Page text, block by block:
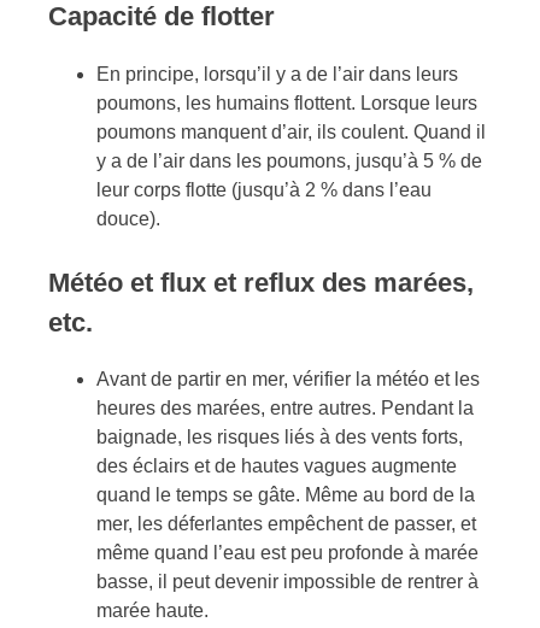
Capacité de flotter
En principe, lorsqu’il y a de l’air dans leurs
poumons, les humains flottent. Lorsque leurs
poumons manquent d’air, ils coulent. Quand il
y a de l’air dans les poumons, jusqu’à 5 % de
leur corps flotte (jusqu’à 2 % dans l’eau
douce).
Météo et flux et reflux des marées,
etc.
Avant de partir en mer, vérifier la météo et les
heures des marées, entre autres. Pendant la
baignade, les risques liés à des vents forts,
des éclairs et de hautes vagues augmente
quand le temps se gâte. Même au bord de la
mer, les déferlantes empêchent de passer, et
même quand l’eau est peu profonde à marée
basse, il peut devenir impossible de rentrer à
marée haute.